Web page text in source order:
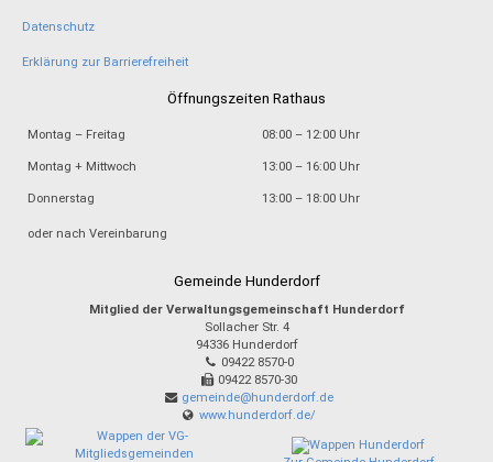
Datenschutz
Erklärung zur Barrierefreiheit
Öffnungszeiten Rathaus
Montag – Freitag 08:00 – 12:00 Uhr
Montag + Mittwoch 13:00 – 16:00 Uhr
Donnerstag 13:00 – 18:00 Uhr
oder nach Vereinbarung
Gemeinde Hunderdorf
Mitglied der Verwaltungsgemeinschaft Hunderdorf
Sollacher Str. 4
94336 Hunderdorf
09422 8570-0
09422 8570-30
gemeinde@hunderdorf.de
www.hunderdorf.de/